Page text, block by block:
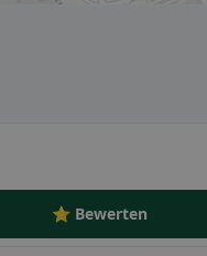
⭐ Bewerten